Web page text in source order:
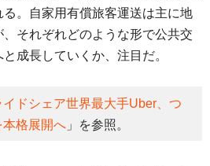
。自家用有償旅客運送は主に地
それぞれどのような形で公共交
成長していくか、注目だ。
イドシェア世界最大手Uber、つ
格展開へ 」を参照。